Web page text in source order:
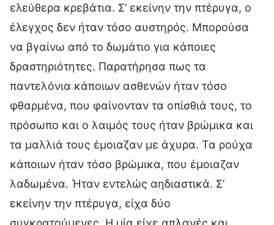
ελεύθερα κρεβάτια. Σ’ εκείνην την πτέρυγα, ο
έλεγχος δεν ήταν τόσο αυστηρός. Μπορούσα
να βγαίνω από το δωμάτιο για κάποιες
δραστηριότητες. Παρατήρησα πως τα
παντελόνια κάποιων ασθενών ήταν τόσο
φθαρμένα, που φαίνονταν τα οπίσθιά τους, το
πρόσωπο και ο λαιμός τους ήταν βρώμικα και
τα μαλλιά τους έμοιαζαν με άχυρα. Τα ρούχα
κάποιων ήταν τόσο βρώμικα, που έμοιαζαν
λαδωμένα. Ήταν εντελώς αηδιαστικά. Σ’
εκείνην την πτέρυγα, είχα δύο